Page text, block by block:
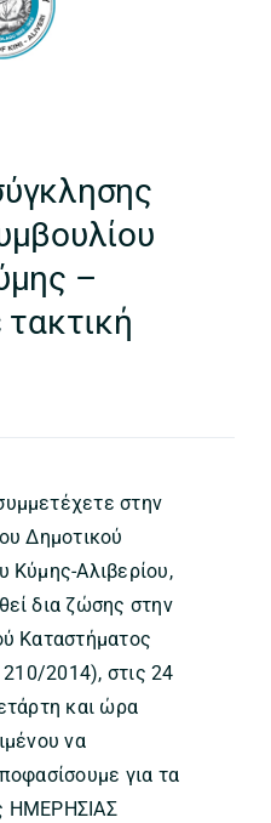
–
στην
Δημοτικού
Κύμης-Αλιβερίου,
δια ζώσης στην
Καταστήματος
2014), στις 24
και ώρα
να
για τα
ΗΜΕΡΗΣΙΑΣ